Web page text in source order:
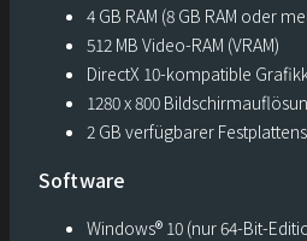
4 GB RAM (8 GB RAM oder
512 MB Video-RAM (VRAM)
DirectX 10-kompatible
1280 x 800
2 GB verfügbarer
Software
Windows® 10 (nur 64-Bit-